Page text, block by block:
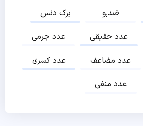
برک دنس
ضدبو
عدد جرمی
عدد حقیقی
عدد کسری
عدد مضاعف
عدد منفی